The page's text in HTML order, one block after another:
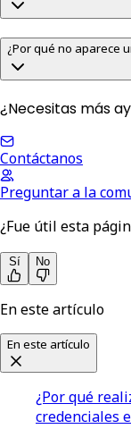
¿Por qué no aparece
¿Necesitas más
Contáctanos
Preguntar a la
¿Fue útil esta
Sí No
En este artículo
En este artículo
¿Por qué
credenciales